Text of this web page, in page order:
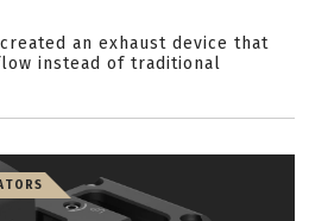
an exhaust device that
instead of traditional